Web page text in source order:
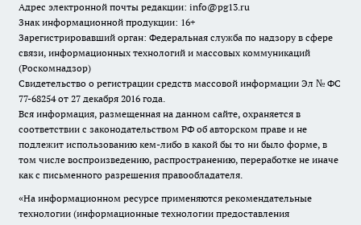
Адрес электронной почты редакции: info@pg13.ru
Знак информационной продукции: 16+
Зарегистрировавший орган: Федеральная служба по надзору в сфере
связи, информационных технологий и массовых коммуникаций
(Роскомнадзор)
Свидетельство о регистрации средств массовой информации Эл № ФС
77-68254 от 27 декабря 2016 года.
Вся информация, размещенная на данном сайте, охраняется в
соответствии с законодательством РФ об авторском праве и не
подлежит использованию кем-либо в какой бы то ни было форме, в
том числе воспроизведению, распространению, переработке не иначе
как с письменного разрешения правообладателя.
«На информационном ресурсе применяются рекомендательные
технологии (информационные технологии предоставления